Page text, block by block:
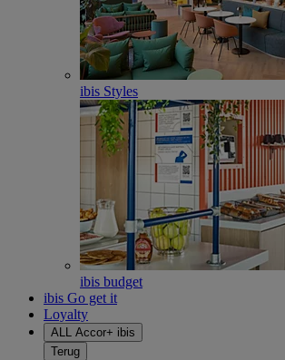
ibis Styles
ibis budget
ibis Go get it
Loyalty
ALL Accor+ ibis
Terug